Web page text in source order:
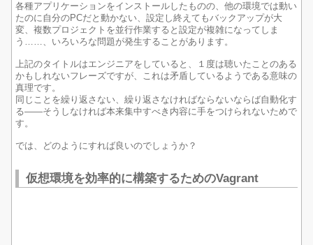
各種アプリケーションをインストールしたものの、他の環境では動い
たのに自分のPCだと動かない、設定し終えてもバックアップが大
変、複数プロジェクトを並行作業すると設定が複雑になってしま
う……、いろいろな問題が発生することがあります。
上記のタイトルはエンジニアをしていると、１度は聴いたことのある
かもしれないフレーズですが、これは矛盾しているようである意味の
真理です。
同じことを繰り返さない、繰り返さなければならないならば自動化す
る——そうしなければ本来集中すべき内容に手をつけられないためで
す。
では、どのようにすれば良いのでしょうか？
仮想環境を効率的に構築するためのVagrant